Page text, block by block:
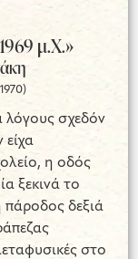
μ.Χ.»
λόγους σχεδόν
η οδός
ξεκινά το
δεξιά
στο